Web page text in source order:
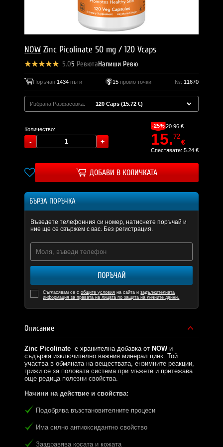
NOW Zinc Picolinate 50 mg / 120 Vcaps
5.05 РевютаНапиши Ревю
Поръчан 1434 пъти 15промо точки №: 11670
Избрана Разфасовка:
Количество:
-25%20.96 €
15.72
€
Спестявате: 5.24 €
ДОБАВИ В КОЛИЧКАТА
БЪРЗА ПОРЪЧКА
Въведете телефонния си номер, натиснете поръчай и
ние ще се свържем с вас. Без регистрация.
ПОРЪЧАЙ
Съгласявам се собщите условия на сайта изадължителната
информация за правата на лицата по защита на личните данни.
Описание
Zinc Picolinate е хранителна добавка от NOW и
съдържа изключително важния минерал цинк. Той
участва в обмяната на веществата, ензимните реакции,
грижи се за половата система при мъжете и притежава
още редица полезни свойства.
Начини на действие и свойства:
Подобрява възстановителните процеси
Има силно антиоксидантно свойство
Заздравява косата и кожата